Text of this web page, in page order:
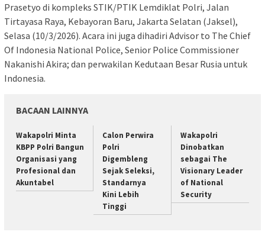
Prasetyo di kompleks STIK/PTIK Lemdiklat Polri, Jalan
Tirtayasa Raya, Kebayoran Baru, Jakarta Selatan (Jaksel),
Selasa (10/3/2026). Acara ini juga dihadiri Advisor to The Chief
Of Indonesia National Police, Senior Police Commissioner
Nakanishi Akira; dan perwakilan Kedutaan Besar Rusia untuk
Indonesia.
BACAAN LAINNYA
Wakapolri Minta
KBPP Polri Bangun
Organisasi yang
Profesional dan
Akuntabel
Calon Perwira
Polri
Digembleng
Sejak Seleksi,
Standarnya
Kini Lebih
Tinggi
Wakapolri
Dinobatkan
sebagai The
Visionary Leader
of National
Security